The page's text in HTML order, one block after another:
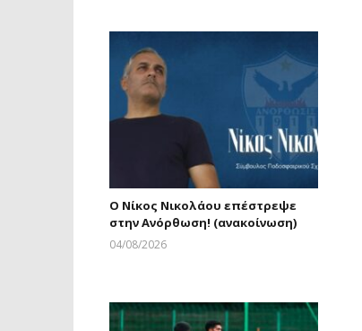
Ο Νίκος Νικολάου επέστρεψε
στην Ανόρθωση! (ανακοίνωση)
04/08/2026